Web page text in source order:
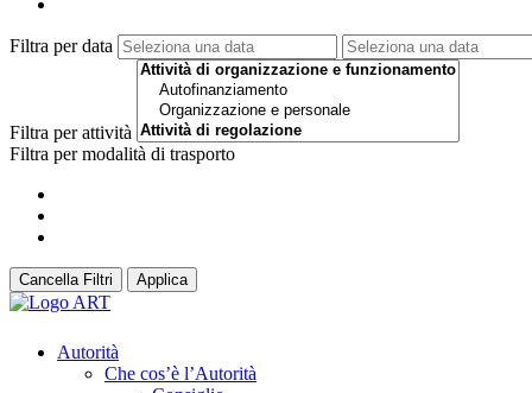
Filtra per data
Filtra per attività
Filtra per modalità di trasporto
Cancella Filtri Applica
Autorità
Che cos’è l’Autorità